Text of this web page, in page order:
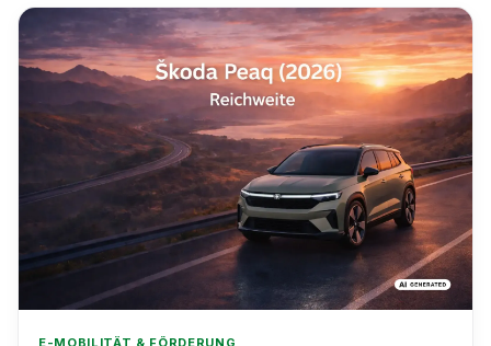
E-MOBILITÄT & FÖRDERUNG